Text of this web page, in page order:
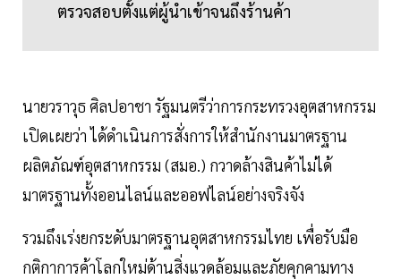
ตรวจสอบตั้งแต่ผู้นำเข้าจนถึงร้านค้า
นายวราวุธ ศิลปอาชา รัฐมนตรีว่าการกระทรวงอุตสาหกรรม
เปิดเผยว่า ได้ดำเนินการสั่งการให้สำนักงานมาตรฐาน
ผลิตภัณฑ์อุตสาหกรรม (สมอ.) กวาดล้างสินค้าไม่ได้
มาตรฐานทั้งออนไลน์และออฟไลน์อย่างจริงจัง
รวมถึงเร่งยกระดับมาตรฐานอุตสาหกรรมไทย เพื่อรับมือ
กติกาการค้าโลกใหม่ด้านสิ่งแวดล้อมและภัยคุกคามทาง